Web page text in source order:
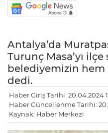
Antalya’da
Turunç Masa’yı
belediyemizin hem
dedi.
Haber Giriş Tarihi: 20.04.2024
Haber Güncellenme Tarihi:
Kaynak: Haber Merkezi